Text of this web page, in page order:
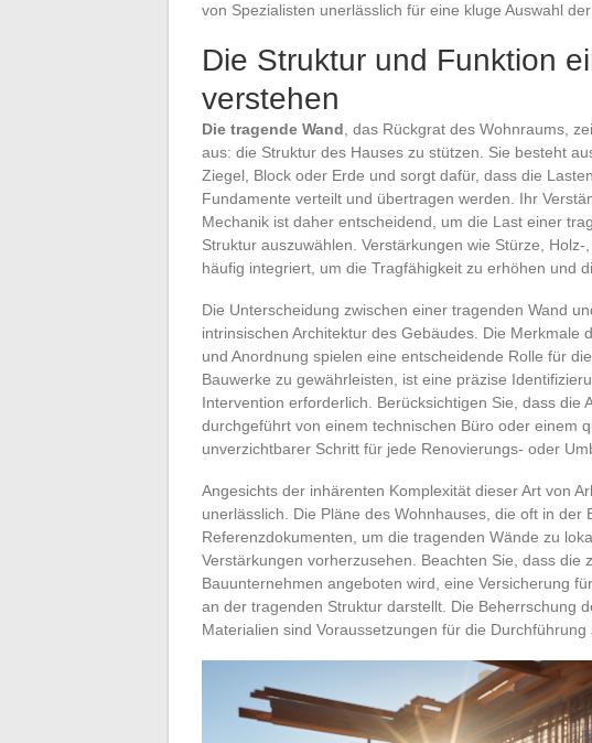
von Spezialisten unerlässlich für eine kluge Auswahl
Die Struktur und Funktion
verstehen
Die tragende Wand , das Rückgrat des Wohnraums,
aus: die Struktur des Hauses zu stützen. Sie besteht
Ziegel, Block oder Erde und sorgt dafür, dass die
Fundamente verteilt und übertragen werden. Ihr
Mechanik ist daher entscheidend, um die Last einer
Struktur auszuwählen. Verstärkungen wie Stürze,
häufig integriert, um die Tragfähigkeit zu erhöhen und
Die Unterscheidung zwischen einer tragenden Wand
intrinsischen Architektur des Gebäudes. Die Merkmale
und Anordnung spielen eine entscheidende Rolle für
Bauwerke zu gewährleisten, ist eine präzise
Intervention erforderlich. Berücksichtigen Sie, dass die
durchgeführt von einem technischen Büro oder einem
unverzichtbarer Schritt für jede Renovierungs- oder
Angesichts der inhärenten Komplexität dieser Art von
unerlässlich. Die Pläne des Wohnhauses, die oft in
Referenzdokumenten, um die tragenden Wände zu
Verstärkungen vorherzusehen. Beachten Sie, dass die
Bauunternehmen angeboten wird, eine Versicherung
an der tragenden Struktur darstellt. Die Beherrschung
Materialien sind Voraussetzungen für die